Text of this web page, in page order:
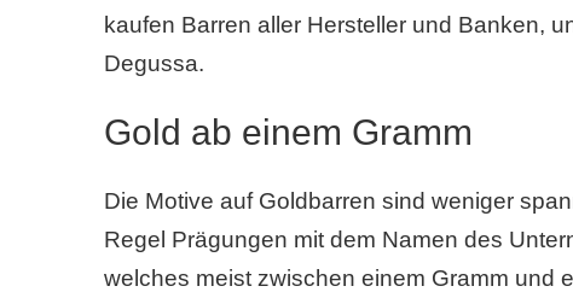
kaufen Barren aller Hersteller und Banken,
Degussa.
Gold ab einem Gramm
Die Motive auf Goldbarren sind weniger
Regel Prägungen mit dem Namen des
welches meist zwischen einem Gramm und